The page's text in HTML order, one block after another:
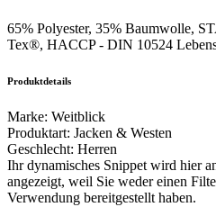
65% Polyester, 35% Baumwolle,
Tex®, HACCP - DIN 10524
Produktdetails
Marke: Weitblick
Produktart: Jacken & Westen
Geschlecht: Herren
Ihr dynamisches Snippet wird hier
angezeigt, weil Sie weder einen
Verwendung bereitgestellt haben.